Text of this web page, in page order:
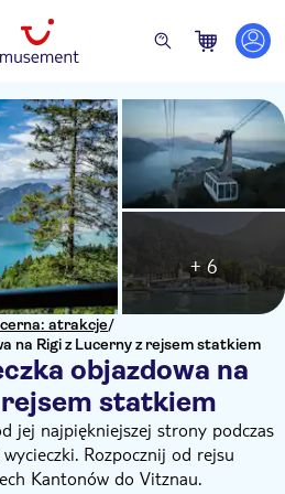
atrakcje/
na Rigi z Lucerny z rejsem statkiem
objazdowa na
statkiem
+ 6
jej najpiękniejszej strony podczas
Rozpocznij od rejsu
Kantonów do Vitznau.